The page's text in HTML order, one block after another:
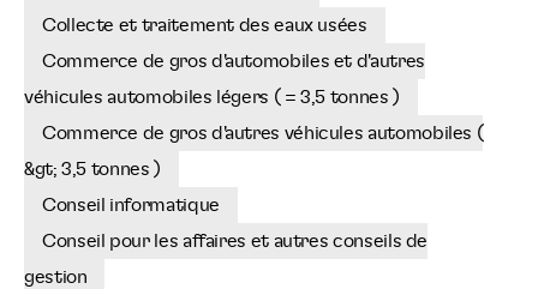
Collecte et traitement des eaux usées
Commerce de gros d'automobiles et d'autres
véhicules automobiles légers ( = 3,5 tonnes )
Commerce de gros d'autres véhicules automobiles (
&gt; 3,5 tonnes )
Conseil informatique
Conseil pour les affaires et autres conseils de
gestion